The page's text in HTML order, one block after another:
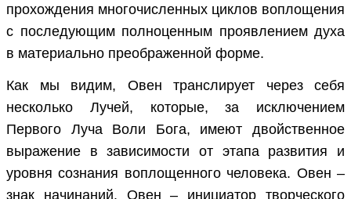
прохождения многочисленных циклов воплощения
с последующим полноценным проявлением духа
в материально преображенной форме.
Как мы видим, Овен транслирует через себя
несколько Лучей, которые, за исключением
Первого Луча Воли Бога, имеют двойственное
выражение в зависимости от этапа развития и
уровня сознания воплощенного человека. Овен –
знак начинаний. Овен – инициатор творческого